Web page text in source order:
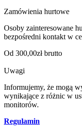
Zamówienia hurtowe
Osoby zainteresowane
bezpośredni kontakt w
Od 300,00zł brutto
Uwagi
Informujemy, że mogą
wynikające z różnic w
monitorów.
Regulamin